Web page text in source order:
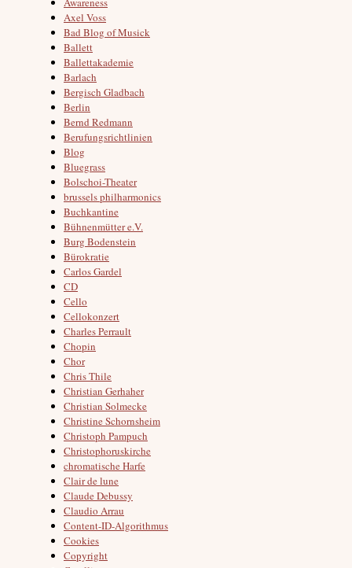
Axel Voss
Bad Blog of Musick
Ballett
Ballettakademie
Barlach
Bergisch Gladbach
Berlin
Bernd Redmann
Berufungsrichtlinien
Blog
Bluegrass
Bolschoi-Theater
brussels philharmonics
Buchkantine
Bühnenmütter e.V.
Burg Bodenstein
Bürokratie
Carlos Gardel
CD
Cello
Cellokonzert
Charles Perrault
Chopin
Chor
Chris Thile
Christian Gerhaher
Christian Solmecke
Christine Schornsheim
Christoph Pampuch
Christophoruskirche
chromatische Harfe
Clair de lune
Claude Debussy
Claudio Arrau
Content-ID-Algorithmus
Cookies
Copyright